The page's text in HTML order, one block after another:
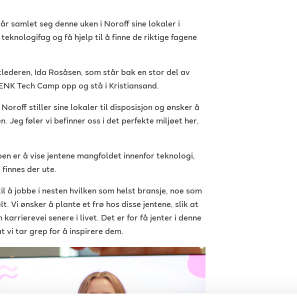
samlet seg denne uken i Noroff sine lokaler i
og få hjelp til å finne de riktige fagene
Ida Rosåsen, som står bak en stor del av
Tech Camp opp og stå i Kristiansand.
stiller sine lokaler til disposisjon og ønsker å
Jeg føler vi befinner oss i det perfekte miljøet her,
er å vise jentene mangfoldet innenfor teknologi,
der ute.
å jobbe i nesten hvilken som helst bransje, noe som
Vi ønsker å plante et frø hos disse jentene, slik at
karrierevei senere i livet. Det er for få jenter i denne
vi tar grep for å inspirere dem.